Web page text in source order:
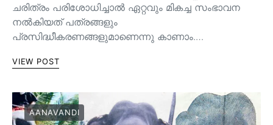
ചരിത്രം പരിശോധിച്ചാല്‍ ഏറ്റവും മികച്ച സംഭാവന
നല്‍കിയത് പത്രങ്ങളും
പ്രസിദ്ധീകരണങ്ങളുമാണെന്നു കാണാം.…
VIEW POST
AANAVANDI